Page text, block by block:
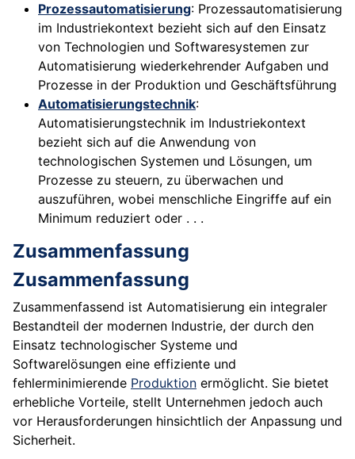
Prozessautomatisierung: Prozessautomatisierung
im Industriekontext bezieht sich auf den Einsatz
von Technologien und Softwaresystemen zur
Automatisierung wiederkehrender Aufgaben und
Prozesse in der Produktion und Geschäftsführung
Automatisierungstechnik:
Automatisierungstechnik im Industriekontext
bezieht sich auf die Anwendung von
technologischen Systemen und Lösungen, um
Prozesse zu steuern, zu überwachen und
auszuführen, wobei menschliche Eingriffe auf ein
Minimum reduziert oder . . .
Zusammenfassung
Zusammenfassung
Zusammenfassend ist Automatisierung ein integraler
Bestandteil der modernen Industrie, der durch den
Einsatz technologischer Systeme und
Softwarelösungen eine effiziente und
fehlerminimierende Produktion ermöglicht. Sie bietet
erhebliche Vorteile, stellt Unternehmen jedoch auch
vor Herausforderungen hinsichtlich der Anpassung und
Sicherheit.